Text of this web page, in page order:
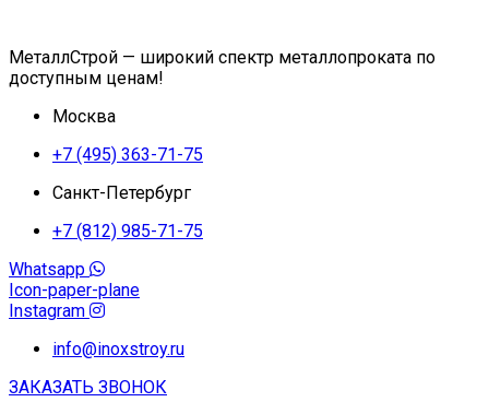
МеталлСтрой — широкий спектр металлопроката по
доступным ценам!
Москва
+7 (495) 363-71-75
Санкт-Петербург
+7 (812) 985-71-75
Whatsapp
Icon-paper-plane
Instagram
info@inoxstroy.ru
ЗАКАЗАТЬ ЗВОНОК